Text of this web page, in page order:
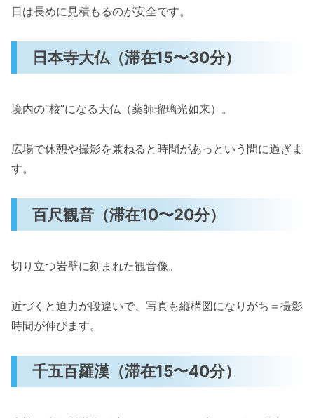
日は長めに見積もるのが安全です。
日本寺大仏（滞在15〜30分）
境内の“核”になる大仏（薬師瑠璃光如来）。
広場で休憩や撮影を兼ねると時間があっという間に過ぎま
す。
百尺観音（滞在10〜20分）
切り立つ岩壁に刻まれた観音像。
近づくと迫力が段違いで、写真も縦構図になりがち＝撮影
時間が伸びます。
千五百羅漢（滞在15〜40分）